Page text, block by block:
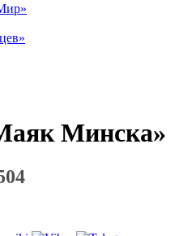
Минска»